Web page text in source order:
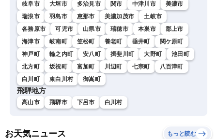
岐阜市 大垣市 多治見市 関市 中津川市
美濃市
瑞浪市
羽島市 恵那市 美濃加茂市
土岐市
各務原市
可児市 山県市 瑞穂市 本巣市
郡上市
海津市
岐南町 笠松町 養老町 垂井町
関ケ原町
神戸町
輪之内町 安八町 揖斐川町 大野町
池田町
北方町
坂祝町 富加町 川辺町 七宗町
八百津町
白川町
東白川村 御嵩町
飛騨地方
高山市 飛騨市 下呂市 白川村
お天気ニュース もっと読む